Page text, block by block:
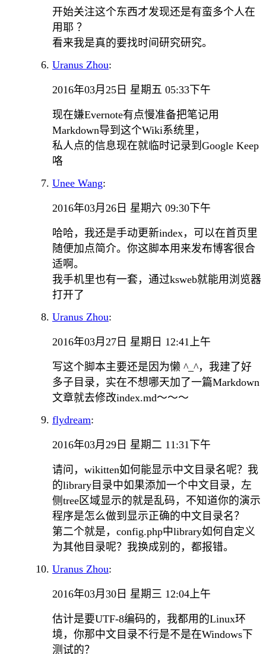
开始关注这个东西才发现还是有蛮多个人在
用耶 ？
看来我是真的要找时间研究研究。
Uranus Zhou:
2016年03月25日 星期五 05:33下午
现在嫌Evernote有点慢准备把笔记用
Markdown导到这个Wiki系统里，
私人点的信息现在就临时记录到Google Keep
咯
Unee Wang:
2016年03月26日 星期六 09:30下午
哈哈，我还是手动更新index，可以在首页里
随便加点简介。你这脚本用来发布博客很合
适啊。
我手机里也有一套，通过ksweb就能用浏览器
打开了
Uranus Zhou:
2016年03月27日 星期日 12:41上午
写这个脚本主要还是因为懒 ^_^，我建了好
多子目录，实在不想哪天加了一篇Markdown
文章就去修改index.md～～～
flydream:
2016年03月29日 星期二 11:31下午
请问，wikitten如何能显示中文目录名呢？我
的library目录中如果添加一个中文目录，左
侧tree区域显示的就是乱码，不知道你的演示
程序是怎么做到显示正确的中文目录名？
第二个就是，config.php中library如何自定义
为其他目录呢？我换成别的，都报错。
Uranus Zhou:
2016年03月30日 星期三 12:04上午
估计是要UTF-8编码的，我都用的Linux环
境，你那中文目录不行是不是在Windows下
测试的？